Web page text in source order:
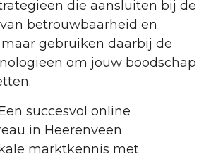
die aansluiten bij de
betrouwbaarheid en
gebruiken daarbij de
om jouw boodschap
succesvol online
in Heerenveen
marktkennis met